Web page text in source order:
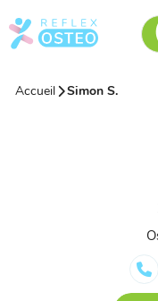
Accueil Simon S.